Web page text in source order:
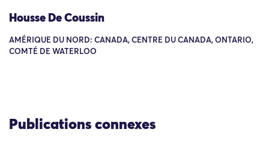
Housse De Coussin
AMÉRIQUE DU NORD: CANADA, CENTRE DU CANADA, ONTARIO,
COMTÉ DE WATERLOO
Publications connexes